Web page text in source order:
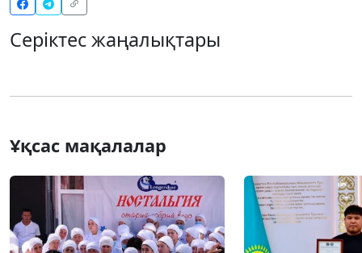
Серіктес жаңалықтары
Ұқсас мақалалар